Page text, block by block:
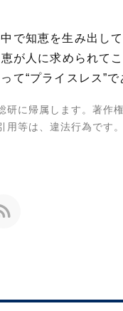
で知恵を生み出し
が人に求められて
て“プライスレス”で
に帰属します。著作
用等は、違法行為で